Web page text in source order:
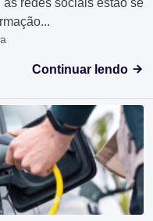
redes sociais estão se
Continuar lendo